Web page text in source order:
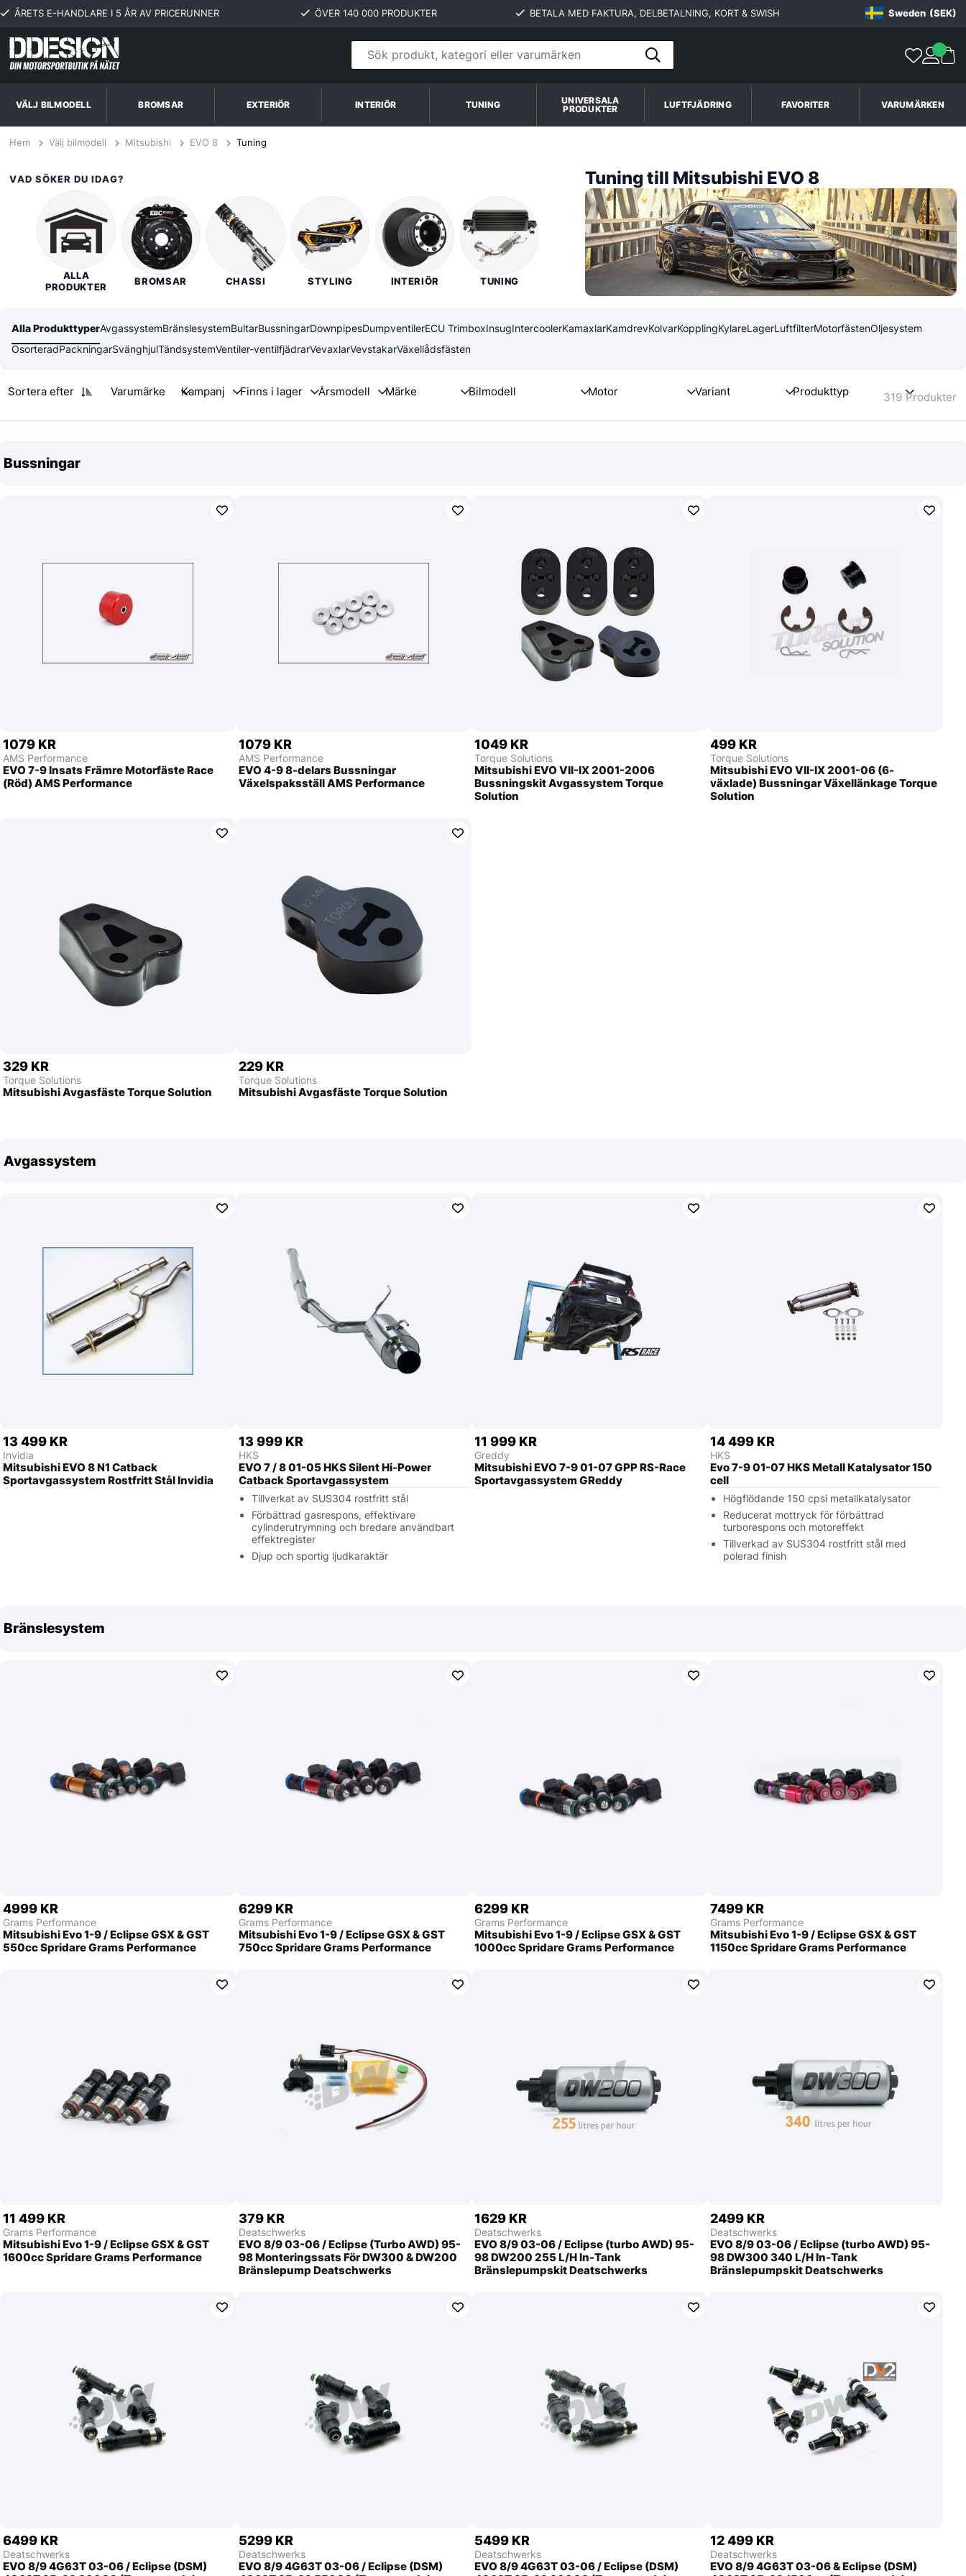
ÅRETS E-HANDLARE I 5 ÅR AV PRICERUNNER ÖVER 140 000 PRODUKTER BETALA MED FAKTURA, DELBETALNING, KORT & SWISH Sweden (SEK)
VÄLJ BILMODELL BROMSAR EXTERIÖR INTERIÖR TUNING
UNIVERSALA
PRODUKTER
LUFTFJÄDRING FAVORITER VARUMÄRKEN
Hem Välj bilmodell Mitsubishi EVO 8 Tuning
Tuning till Mitsubishi EVO 8
VAD SÖKER DU IDAG?
ALLA
PRODUKTER
BROMSAR CHASSI STYLING INTERIÖR TUNING
Alla ProdukttyperAvgassystemBränslesystemBultarBussningarDownpipesDumpventilerECU TrimboxInsugIntercoolerKamaxlarKamdrevKolvarKopplingKylareLagerLuftfilterMotorfästenOljesystem
OsorteradPackningarSvänghjulTändsystemVentiler-ventilfjädrarVevaxlarVevstakarVäxellådsfästen
Sortera efter Varumärke 319 Produkter
Bussningar
1079 KR
AMS Performance
EVO 7-9 Insats Främre Motorfäste Race
(Röd) AMS Performance
1079 KR
AMS Performance
EVO 4-9 8-delars Bussningar
Växelspaksställ AMS Performance
1049 KR
Torque Solutions
Mitsubishi EVO VII-IX 2001-2006
Bussningskit Avgassystem Torque
Solution
499 KR
Torque Solutions
Mitsubishi EVO VII-IX 2001-06 (6-
växlade) Bussningar Växellänkage Torque
Solution
329 KR
Torque Solutions
Mitsubishi Avgasfäste Torque Solution
229 KR
Torque Solutions
Mitsubishi Avgasfäste Torque Solution
Avgassystem
13 499 KR
Invidia
Mitsubishi EVO 8 N1 Catback
Sportavgassystem Rostfritt Stål Invidia
13 999 KR
HKS
EVO 7 / 8 01-05 HKS Silent Hi-Power
Catback Sportavgassystem
Tillverkat av SUS304 rostfritt stål
Förbättrad gasrespons, effektivare
cylinderutrymning och bredare användbart
effektregister
Djup och sportig ljudkaraktär
11 999 KR
Greddy
Mitsubishi EVO 7-9 01-07 GPP RS-Race
Sportavgassystem GReddy
14 499 KR
HKS
Evo 7-9 01-07 HKS Metall Katalysator 150
cell
Högflödande 150 cpsi metallkatalysator
Reducerat mottryck för förbättrad
turborespons och motoreffekt
Tillverkad av SUS304 rostfritt stål med
polerad finish
Bränslesystem
4999 KR
Grams Performance
Mitsubishi Evo 1-9 / Eclipse GSX & GST
550cc Spridare Grams Performance
6299 KR
Grams Performance
Mitsubishi Evo 1-9 / Eclipse GSX & GST
750cc Spridare Grams Performance
6299 KR
Grams Performance
Mitsubishi Evo 1-9 / Eclipse GSX & GST
1000cc Spridare Grams Performance
7499 KR
Grams Performance
Mitsubishi Evo 1-9 / Eclipse GSX & GST
1150cc Spridare Grams Performance
11 499 KR
Grams Performance
Mitsubishi Evo 1-9 / Eclipse GSX & GST
1600cc Spridare Grams Performance
379 KR
Deatschwerks
EVO 8/9 03-06 / Eclipse (Turbo AWD) 95-
98 Monteringssats För DW300 & DW200
Bränslepump Deatschwerks
1629 KR
Deatschwerks
EVO 8/9 03-06 / Eclipse (turbo AWD) 95-
98 DW200 255 L/H In-Tank
Bränslepumpskit Deatschwerks
2499 KR
Deatschwerks
EVO 8/9 03-06 / Eclipse (turbo AWD) 95-
98 DW300 340 L/H In-Tank
Bränslepumpskit Deatschwerks
6499 KR
Deatschwerks
EVO 8/9 4G63T 03-06 / Eclipse (DSM)
5299 KR
Deatschwerks
EVO 8/9 4G63T 03-06 / Eclipse (DSM)
5499 KR
Deatschwerks
EVO 8/9 4G63T 03-06 / Eclipse (DSM)
12 499 KR
Deatschwerks
EVO 8/9 4G63T 03-06 & Eclipse (DSM)